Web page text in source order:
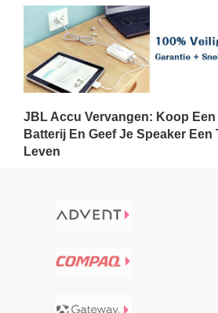
JBL Accu Vervangen: Koop Een
Batterij En Geef Je Speaker Een
Leven